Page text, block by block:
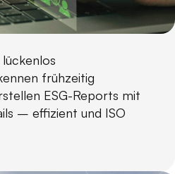
frühzeitig
ESG-Reports mit
– effizient und ISO